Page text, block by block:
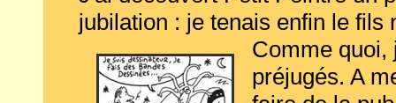
jubilation : je tenais enfin le fils
Comme quoi,
préjugés. A